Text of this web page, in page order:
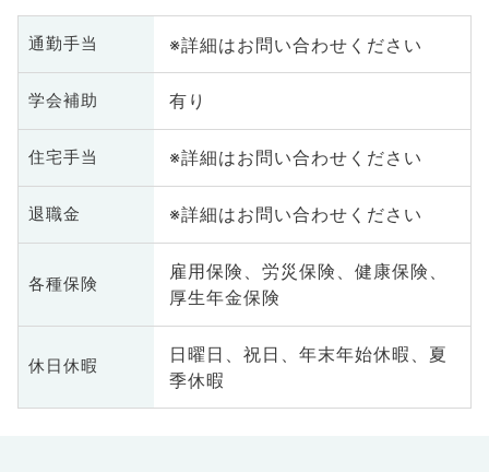
通勤手当 ※詳細はお問い合わせください
学会補助 有り
住宅手当 ※詳細はお問い合わせください
退職金 ※詳細はお問い合わせください
各種保険
雇用保険、労災保険、健康保険、
厚生年金保険
休日休暇
日曜日、祝日、年末年始休暇、夏
季休暇